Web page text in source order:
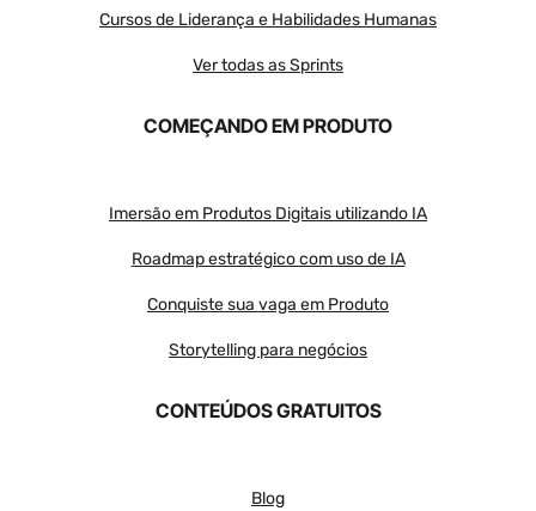
Cursos de Liderança e Habilidades Humanas
Ver todas as Sprints
COMEÇANDO EM PRODUTO
Imersão em Produtos Digitais utilizando IA
Roadmap estratégico com uso de IA
Conquiste sua vaga em Produto
Storytelling para negócios
CONTEÚDOS GRATUITOS
Blog